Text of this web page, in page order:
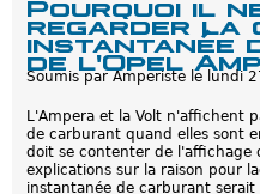
l
A
m
p
r
a
?
a
t
r
a
n
m
i
s
s
Pourquoi il
regarder la
instantanée
de l'Opel
Soumis par Amperiste le lundi
L'Ampera et la Volt n'affichent
de carburant quand elles sont
doit se contenter de l'affichage
explications sur la raison pour
instantanée de carburant serait